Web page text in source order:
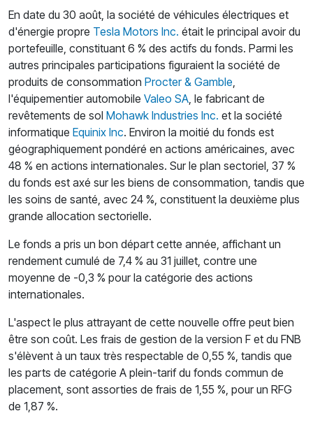
En date du 30 août, la société de véhicules électriques et
d'énergie propre Tesla Motors Inc. était le principal avoir du
portefeuille, constituant 6 % des actifs du fonds. Parmi les
autres principales participations figuraient la société de
produits de consommation Procter & Gamble,
l'équipementier automobile Valeo SA, le fabricant de
revêtements de sol Mohawk Industries Inc. et la société
informatique Equinix Inc. Environ la moitié du fonds est
géographiquement pondéré en actions américaines, avec
48 % en actions internationales. Sur le plan sectoriel, 37 %
du fonds est axé sur les biens de consommation, tandis que
les soins de santé, avec 24 %, constituent la deuxième plus
grande allocation sectorielle.
Le fonds a pris un bon départ cette année, affichant un
rendement cumulé de 7,4 % au 31 juillet, contre une
moyenne de -0,3 % pour la catégorie des actions
internationales.
L'aspect le plus attrayant de cette nouvelle offre peut bien
être son coût. Les frais de gestion de la version F et du FNB
s'élèvent à un taux très respectable de 0,55 %, tandis que
les parts de catégorie A plein-tarif du fonds commun de
placement, sont assorties de frais de 1,55 %, pour un RFG
de 1,87 %.